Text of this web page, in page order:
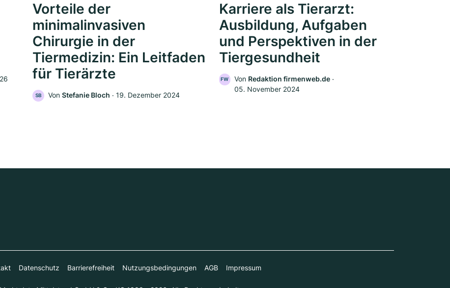
Vorteile der
minimalinvasiven
Chirurgie in der
Tiermedizin: Ein Leitfaden
für Tierärzte
SB Von Stefanie Bloch ‧ 19. Dezember 2024
Karriere als Tierarzt:
Ausbildung, Aufgaben
und Perspektiven in der
Tiergesundheit
FW Von Redaktion firmenweb.de‧
05. November 2024
Datenschutz Barrierefreiheit Nutzungsbedingungen AGB Impressum